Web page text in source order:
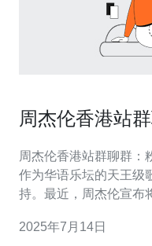
周杰伦香港站
周杰伦香港站群聊群：粉
作为华语乐坛的天王级
持。最近，周杰伦宣布
建群聊群，讨论这场备受期待的
2025年7月14日